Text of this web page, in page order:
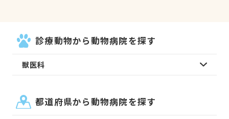
診療動物から動物病院を探す
獣医科
都道府県から動物病院を探す